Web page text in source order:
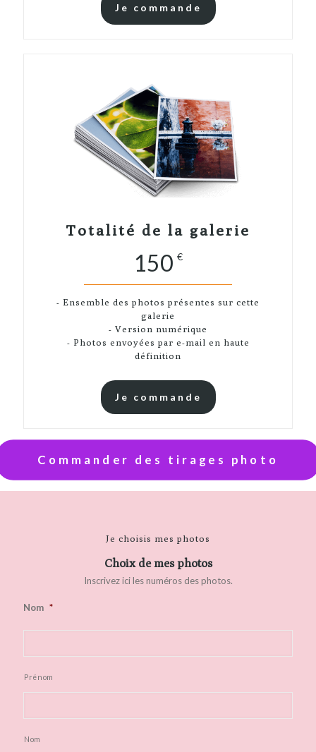
Je commande
Totalité de la galerie
150 €
- Ensemble des photos présentes sur cette
galerie
- Version numérique
- Photos envoyées par e-mail en haute
définition
Je commande
Commander des tirages photo
Je choisis mes photos
Choix de mes photos
Inscrivez ici les numéros des photos.
Nom *
Prénom
Nom